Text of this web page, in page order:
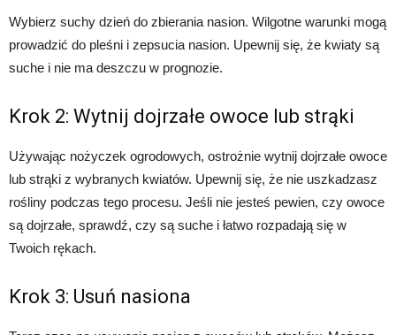
Wybierz suchy dzień do zbierania nasion. Wilgotne warunki mogą
prowadzić do pleśni i zepsucia nasion. Upewnij się, że kwiaty są
suche i nie ma deszczu w prognozie.
Krok 2: Wytnij dojrzałe owoce lub strąki
Używając nożyczek ogrodowych, ostrożnie wytnij dojrzałe owoce
lub strąki z wybranych kwiatów. Upewnij się, że nie uszkadzasz
rośliny podczas tego procesu. Jeśli nie jesteś pewien, czy owoce
są dojrzałe, sprawdź, czy są suche i łatwo rozpadają się w
Twoich rękach.
Krok 3: Usuń nasiona